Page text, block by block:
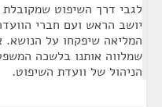
לגבי דרך השיפוט
יושב הראש ועם חברי
המליאה שיפקחו על הנושא.
שמלווה אותנו בלשכה
הניהול של וועדת השיפוט.